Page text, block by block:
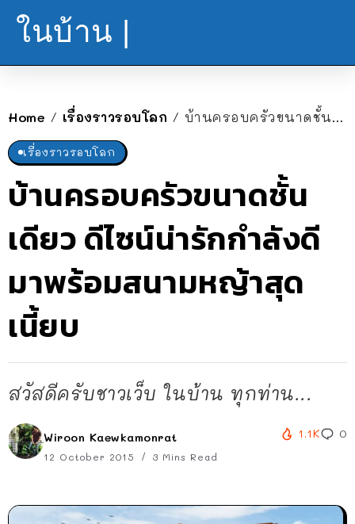
ในบ้าน |
Home / เรื่องราวรอบโลก / บ้านครอบครัวขนาดชั้นเดียว ดีไซน์น่ารักกำลังดี มาพร้อมสนามหญ้าสุดเนี้ยบ
เรื่องราวรอบโลก
บ้านครอบครัวขนาดชั้น
เดียว ดีไซน์น่ารักกำลังดี
มาพร้อมสนามหญ้าสุด
เนี้ยบ
สวัสดีครับชาวเว็บ ในบ้าน ทุกท่าน...
Wiroon Kaewkamonrat
12 October 2015 3 Mins Read
1.1K 0